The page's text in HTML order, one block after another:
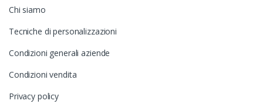
Chi siamo
Tecniche di personalizzazioni
Condizioni generali aziende
Condizioni vendita
Privacy policy